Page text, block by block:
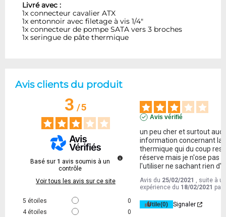
Livré avec :
1x connecteur cavalier ATX
1x entonnoir avec filetage à vis 1/4"
1x connecteur de pompe SATA vers 3 broches
1x seringue de pâte thermique
Avis clients du produit
3/5
Basé sur 1 avis soumis à un
contrôle
Voir tous les avis sur ce site
5 étoiles
0
4 étoiles
0
Avis vérifié
un peu cher et surtout
information concernant la
thermique qui du coup
réserve mais je n'ose pas
l'utiliser ne sachant rien
Avis du 25/02/2021 , suite à
expérience du 18/02/2021 par
Utile(0) Signaler